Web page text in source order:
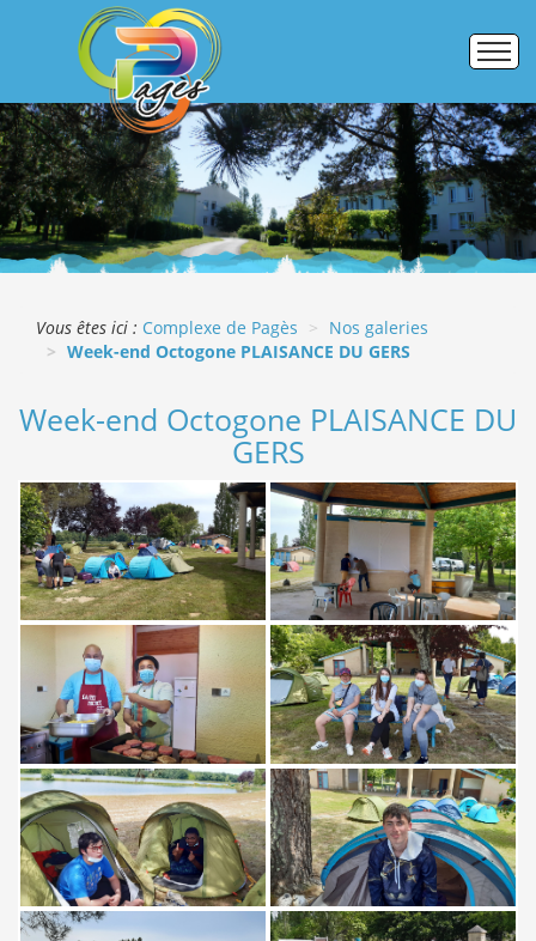
Accueil
Établissements
Pôle formation
Activités commerciales
ERASMUS +
Vous êtes ici : Complexe de Pagès
Nos galeries
Week-end Octogone PLAISANCE DU GERS
Week-end Octogone PLAISANCE DU
GERS